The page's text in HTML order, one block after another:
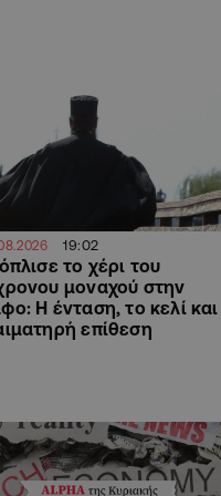
19:02
το χέρι του
μοναχού στην
Η ένταση, το κελί και
επίθεση